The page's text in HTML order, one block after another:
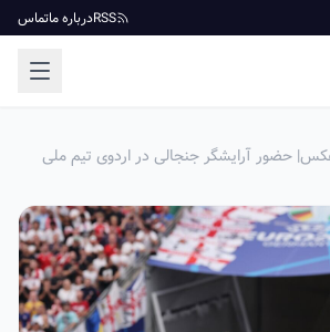
RSSدرباره ماتماس
حضور آرایشگر جنجالی در اردوی تیم ملی